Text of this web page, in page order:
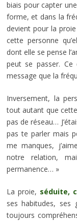
biais pour capter
forme, et dans la
devient pour la
cette personne
dont elle se pense
peut se passer.
message que la
Inversement, la
tout autant que cette
pas de réseau…
pas te parler mais
me manques,
notre relation,
permanence… »
La proie, séduite,
ses habitudes, ses
toujours